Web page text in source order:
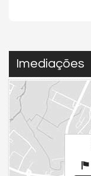
Imediações